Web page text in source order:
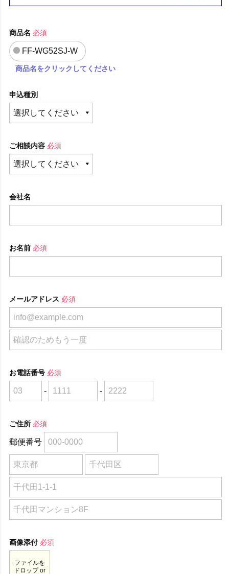
商品名 必須
FF-WG52SJ-W
商品名をクリックしてください
申込種別
ご相談内容 必須
会社名
お名前 必須
メールアドレス 必須
お電話番号 必須
- -
ご住所 必須
郵便番号
画像添付 必須
ファイルを
ドロップ or